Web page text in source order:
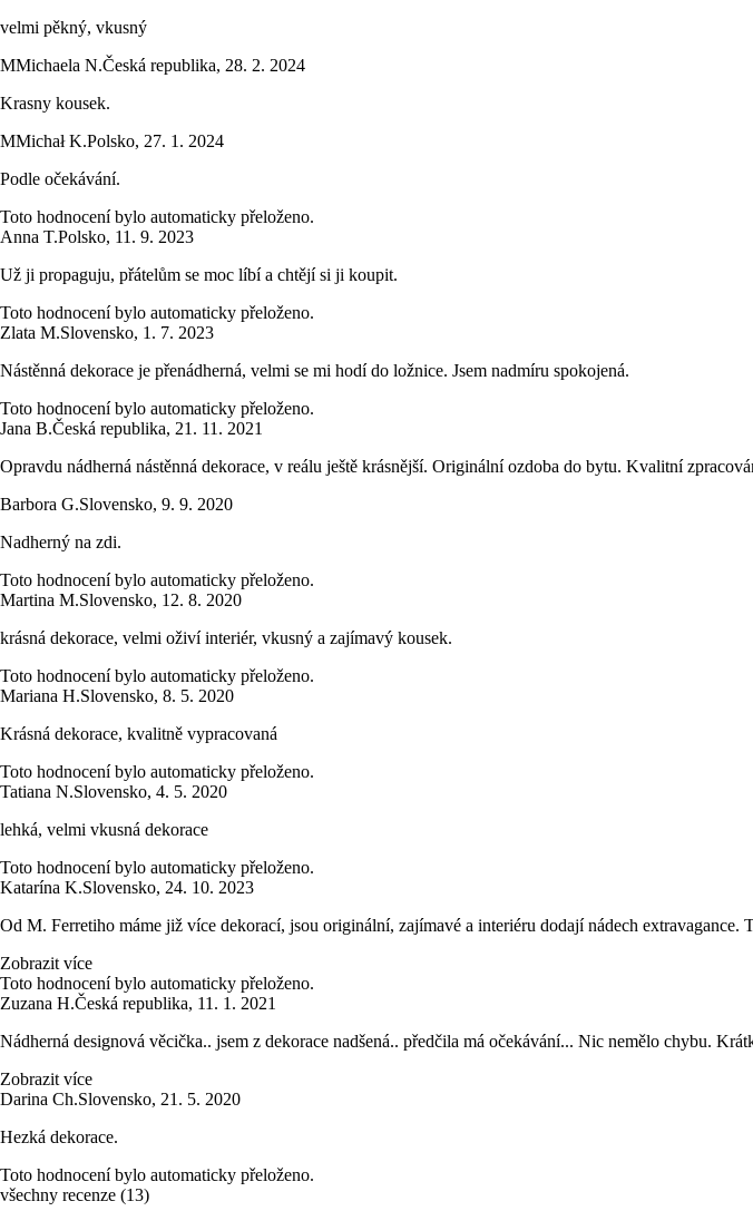
velmi pěkný, vkusný
MMichaela N.Česká republika, 28. 2. 2024
Krasny kousek.
MMichał K.Polsko, 27. 1. 2024
Podle očekávání.
Toto hodnocení bylo automaticky přeloženo.
Anna T.Polsko, 11. 9. 2023
Už ji propaguju, přátelům se moc líbí a chtějí si ji koupit.
Toto hodnocení bylo automaticky přeloženo.
Zlata M.Slovensko, 1. 7. 2023
Nástěnná dekorace je přenádherná, velmi se mi hodí do ložnice. Jsem nadmíru spokojená.
Toto hodnocení bylo automaticky přeloženo.
Jana B.Česká republika, 21. 11. 2021
Opravdu nádherná nástěnná dekorace, v reálu ještě krásnější. Originální ozdoba do bytu. Kvalitní
Barbora G.Slovensko, 9. 9. 2020
Nadherný na zdi.
Toto hodnocení bylo automaticky přeloženo.
Martina M.Slovensko, 12. 8. 2020
krásná dekorace, velmi oživí interiér, vkusný a zajímavý kousek.
Toto hodnocení bylo automaticky přeloženo.
Mariana H.Slovensko, 8. 5. 2020
Krásná dekorace, kvalitně vypracovaná
Toto hodnocení bylo automaticky přeloženo.
Tatiana N.Slovensko, 4. 5. 2020
lehká, velmi vkusná dekorace
Toto hodnocení bylo automaticky přeloženo.
Katarína K.Slovensko, 24. 10. 2023
Od M. Ferretiho máme již více dekorací, jsou originální, zajímavé a interiéru dodají nádech extravagance.
Zobrazit více
Toto hodnocení bylo automaticky přeloženo.
Zuzana H.Česká republika, 11. 1. 2021
Nádherná designová věcička.. jsem z dekorace nadšená.. předčila má očekávání... Nic nemělo chybu.
Zobrazit více
Darina Ch.Slovensko, 21. 5. 2020
Hezká dekorace.
Toto hodnocení bylo automaticky přeloženo.
všechny recenze (13)